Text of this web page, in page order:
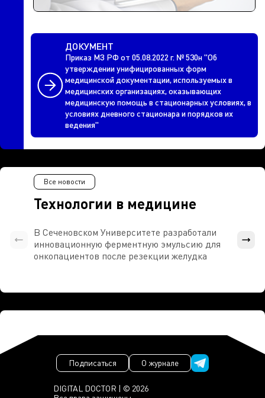
ДОКУМЕНТ
Приказ МЗ РФ от 05.08.2022 г. № 530н "Об
утверждении унифицированных форм
медицинской документации, используемых в
медицинских организациях, оказывающих
медицинскую помощь в стационарных условиях, в
условиях дневного стационара и порядков их
ведения"
Технологии в медицине
Все новости
В Сеченовском Университете разработали
инновационную ферментную эмульсию для
онкопациентов после резекции желудка
DIGITAL DOCTOR | © 2026
Подписаться О журнале